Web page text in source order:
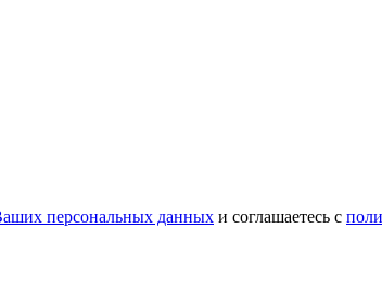
персональных данных и соглашаетесь с